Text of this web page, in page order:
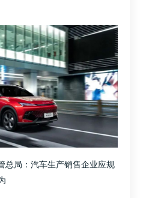
总局：汽车生产销售企业应规